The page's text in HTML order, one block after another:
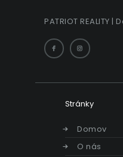
PATRIOT REALITY
Stránky
Domov
O nás